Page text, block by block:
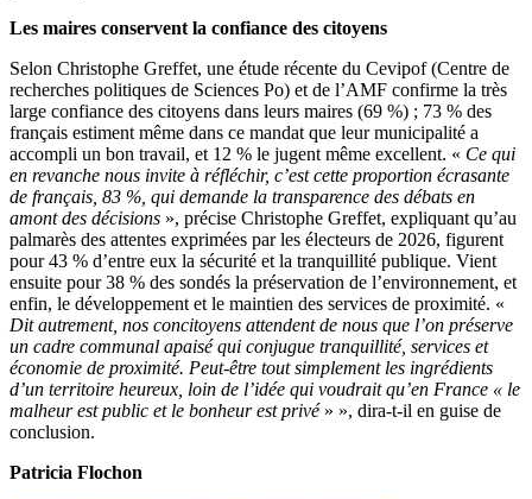
Les maires conservent la confiance des citoyens
Selon Christophe Greffet, une étude récente du Cevipof (Centre de
recherches politiques de Sciences Po) et de l’AMF confirme la très
large confiance des citoyens dans leurs maires (69 %) ; 73 % des
français estiment même dans ce mandat que leur municipalité a
accompli un bon travail, et 12 % le jugent même excellent. « Ce qui
en revanche nous invite à réfléchir, c’est cette proportion écrasante
de français, 83 %, qui demande la transparence des débats en
amont des décisions », précise Christophe Greffet, expliquant qu’au
palmarès des attentes exprimées par les électeurs de 2026, figurent
pour 43 % d’entre eux la sécurité et la tranquillité publique. Vient
ensuite pour 38 % des sondés la préservation de l’environnement, et
enfin, le développement et le maintien des services de proximité. «
Dit autrement, nos concitoyens attendent de nous que l’on préserve
un cadre communal apaisé qui conjugue tranquillité, services et
économie de proximité. Peut-être tout simplement les ingrédients
d’un territoire heureux, loin de l’idée qui voudrait qu’en France « le
malheur est public et le bonheur est privé» », dira-t-il en guise de
conclusion.
Patricia Flochon